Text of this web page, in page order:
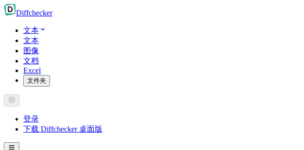
Diffchecker
文本
文本
图像
文档
Excel
文件夹
登录
下载 Diffchecker 桌面版